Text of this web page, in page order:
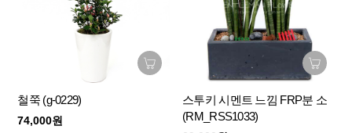
철쭉 (g-0229)
74,000원
스투키 시멘트 느낌 FRP분 소
(RM_RSS1033)